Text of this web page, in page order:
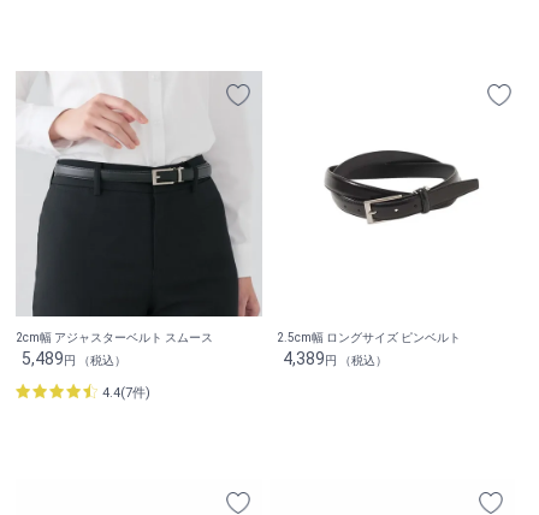
2cm幅 アジャスターベルト スムース
5,489円 （税込）
4.4(7件)
2.5cm幅 ロングサイズ ピンベルト
4,389円 （税込）